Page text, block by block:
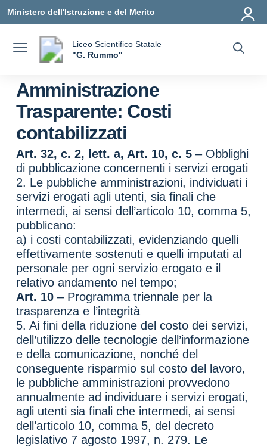
Ministero dell'Istruzione e del Merito
Liceo Scientifico Statale
"G. Rummo"
Amministrazione
Trasparente: Costi
contabilizzati
Art. 32, c. 2, lett. a, Art. 10, c. 5 – Obblighi
di pubblicazione concernenti i servizi erogati
2. Le pubbliche amministrazioni, individuati i
servizi erogati agli utenti, sia finali che
intermedi, ai sensi dell’articolo 10, comma 5,
pubblicano:
a) i costi contabilizzati, evidenziando quelli
effettivamente sostenuti e quelli imputati al
personale per ogni servizio erogato e il
relativo andamento nel tempo;
Art. 10 – Programma triennale per la
trasparenza e l’integrità
5. Ai fini della riduzione del costo dei servizi,
dell’utilizzo delle tecnologie dell’informazione
e della comunicazione, nonché del
conseguente risparmio sul costo del lavoro,
le pubbliche amministrazioni provvedono
annualmente ad individuare i servizi erogati,
agli utenti sia finali che intermedi, ai sensi
dell’articolo 10, comma 5, del decreto
legislativo 7 agosto 1997, n. 279. Le